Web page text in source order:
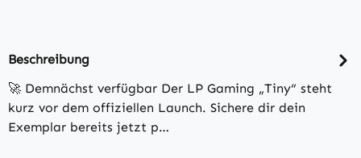
Beschreibung
🚀 Demnächst verfügbar Der LP Gaming „Tiny“ steht
kurz vor dem offiziellen Launch. Sichere dir dein
Exemplar bereits jetzt p…